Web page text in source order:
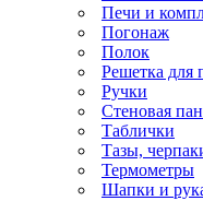
Печи и
Погонаж
Полок
Решетка для
Ручки
Стеновая
Таблички
Тазы,
Термометры
Шапки и